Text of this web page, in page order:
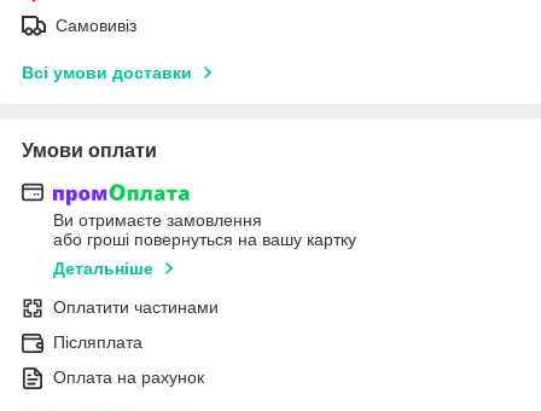
Самовивіз
Всі умови доставки
Умови оплати
Ви отримаєте замовлення
або гроші повернуться на вашу картку
Детальніше
Оплатити частинами
Післяплата
Оплата на рахунок